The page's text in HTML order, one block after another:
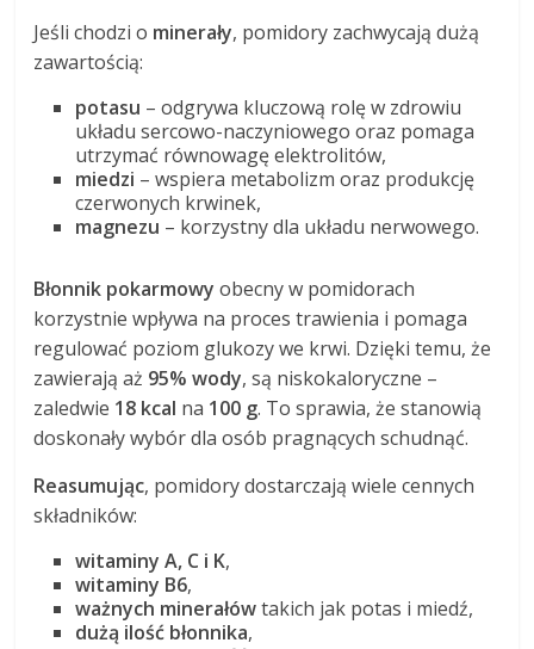
Jeśli chodzi o minerały, pomidory zachwycają dużą
zawartością:
potasu – odgrywa kluczową rolę w zdrowiu
układu sercowo-naczyniowego oraz pomaga
utrzymać równowagę elektrolitów,
miedzi – wspiera metabolizm oraz produkcję
czerwonych krwinek,
magnezu – korzystny dla układu nerwowego.
Błonnik pokarmowy obecny w pomidorach
korzystnie wpływa na proces trawienia i pomaga
regulować poziom glukozy we krwi. Dzięki temu, że
zawierają aż 95% wody, są niskokaloryczne –
zaledwie 18 kcal na 100 g. To sprawia, że stanowią
doskonały wybór dla osób pragnących schudnąć.
Reasumując, pomidory dostarczają wiele cennych
składników:
witaminy A, C i K,
witaminy B6,
ważnych minerałówtakich jak potas i miedź,
dużą ilość błonnika,